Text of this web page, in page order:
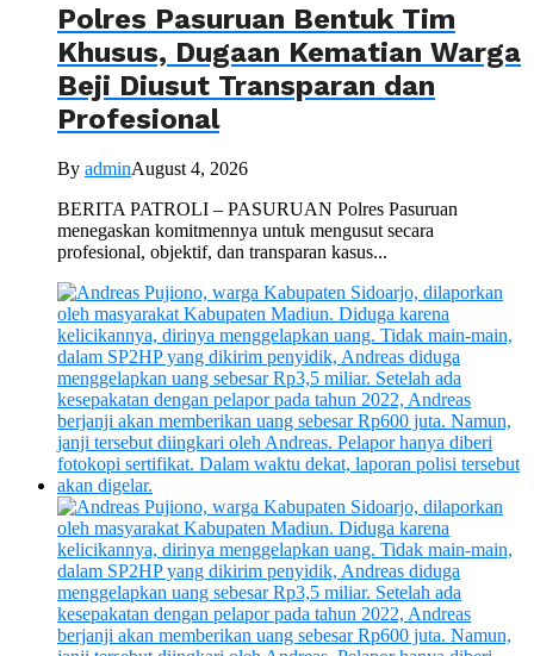
Polres Pasuruan Bentuk Tim
Khusus, Dugaan Kematian Warga
Beji Diusut Transparan dan
Profesional
By adminAugust 4, 2026
BERITA PATROLI – PASURUAN Polres Pasuruan
menegaskan komitmennya untuk mengusut secara
profesional, objektif, dan transparan kasus...